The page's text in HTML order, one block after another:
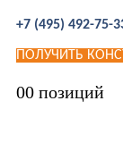
+7 (495) 492-75-
ПОЛУЧИТЬ
00 позиций